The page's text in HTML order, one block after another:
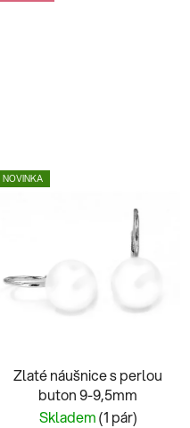
NOVINKA
Zlaté náušnice s perlou
buton 9-9,5mm
Skladem(1 pár)